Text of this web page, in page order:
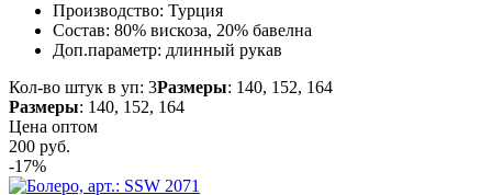
Производство: Турция
Состав: 80% вискоза, 20% бавелна
Доп.параметр: длинный рукав
Кол-во штук в уп: 3Размеры: 140, 152, 164
Размеры: 140, 152, 164
Цена оптом
200 руб.
-17%